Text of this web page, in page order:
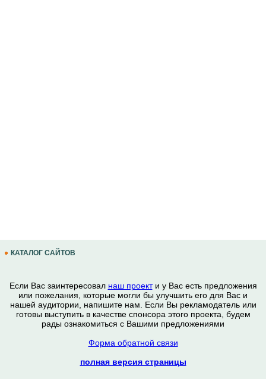
КАТАЛОГ САЙТОВ
Если Вас заинтересовал наш проекти у Вас есть предложения
или пожелания, которые могли бы улучшить его для Вас и
нашей аудитории, напишите нам. Если Вы рекламодатель или
готовы выступить в качестве спонсора этого проекта, будем
рады ознакомиться с Вашими предложениями
Форма обратной связи
полная версия страницы